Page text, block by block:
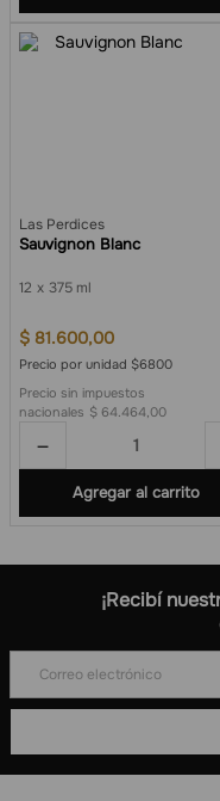
Las Perdices
Sauvignon Blanc
12 375 ml
$ 81.600,00
Precio por unidad $6800
Precio sin impuestos
nacionales $ 64.464,00
－
Agregar al carrito
¡Recibí